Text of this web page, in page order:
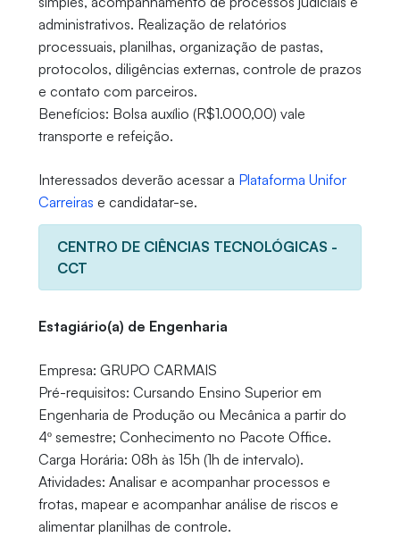
administrativos. Realização de relatórios
processuais, planilhas, organização de pastas,
protocolos, diligências externas, controle de prazos
e contato com parceiros.
Benefícios: Bolsa auxílio (R$1.000,00) vale
transporte e refeição.
Interessados deverão acessar a Plataforma Unifor
Carreiras e candidatar-se.
CENTRO DE CIÊNCIAS TECNOLÓGICAS -
CCT
Estagiário(a) de Engenharia
Empresa: GRUPO CARMAIS
Pré-requisitos: Cursando Ensino Superior em
Engenharia de Produção ou Mecânica a partir do
4º semestre; Conhecimento no Pacote Office.
Carga Horária: 08h às 15h (1h de intervalo).
Atividades: Analisar e acompanhar processos e
frotas, mapear e acompanhar análise de riscos e
alimentar planilhas de controle.